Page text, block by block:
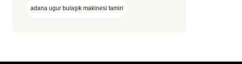
adana ugur bulaşık makinesi tamiri